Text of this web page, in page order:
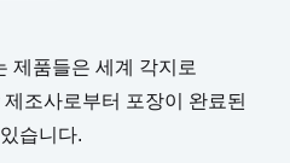
제품들은 세계 각지로
조사로부터 포장이 완료된
습니다.